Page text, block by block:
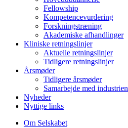
Fellowship
Kompetencevurdering
Forskningstræning
Akademiske afhandlinger
Kliniske retningslinjer
Aktuelle retningslinjer
Tidligere retningslinjer
Årsmøder
Tidligere årsmøder
Samarbejde med industrien
Nyheder
Nyttige links
Om Selskabet